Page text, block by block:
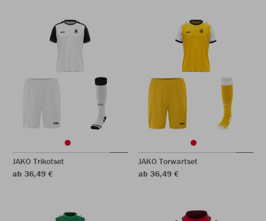
JAKO Trikotset
ab 36,49 €
JAKO Torwartset
ab 36,49 €